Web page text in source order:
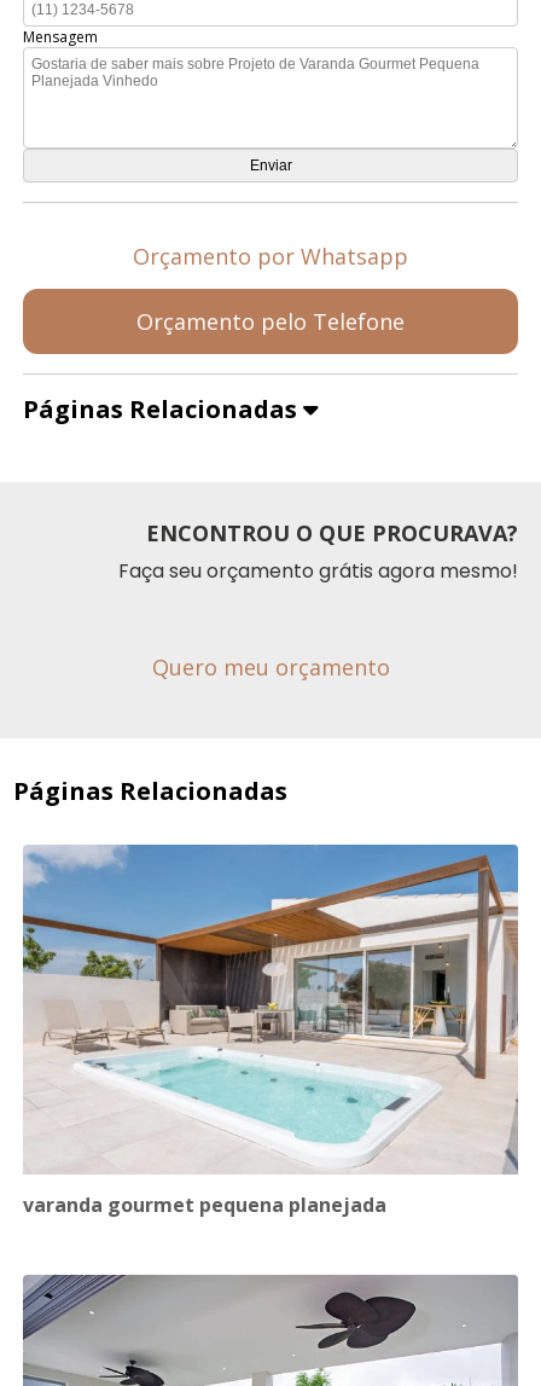
Mensagem
Orçamento por Whatsapp
Orçamento pelo Telefone
Páginas Relacionadas
ENCONTROU O QUE PROCURAVA?
Faça seu orçamento grátis agora mesmo!
Quero meu orçamento
Páginas Relacionadas
varanda gourmet pequena planejada